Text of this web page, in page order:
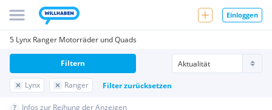
Einloggen
5 Lynx Ranger Motorräder und Quads
Lynx Ranger Filter zurücksetzen
Filtern
Infos zur Reihung der Anzeigen